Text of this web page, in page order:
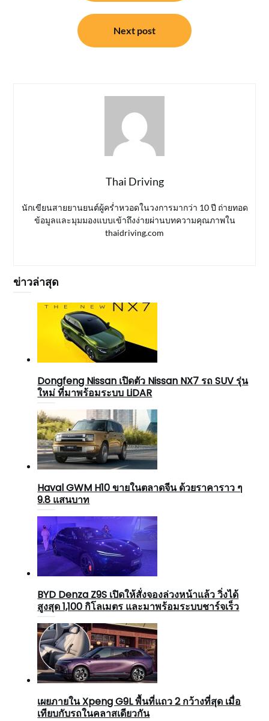
Next post
Thai Driving
นักเขียนสายยานยนต์ผู้คร่ำหวอดในวงการมากว่า 10 ปี ถ่ายทอด
ข้อมูลและมุมมองแบบเข้าถึงง่ายผ่านบทความคุณภาพใน
thaidriving.com
ข่าวล่าสุด
Dongfeng Nissan เปิดตัว Nissan NX7 รถ SUV รุ่น
ใหม่ ที่มาพร้อมระบบ LiDAR
Haval GWM H10 ขายในตลาดจีน ด้วยราคาราว ๆ
9.8 แสนบาท
BYD Denza Z9S เปิดให้สั่งจองล่วงหน้าแล้ว วิ่งได้
สูงสุด 1,100 กิโลเมตร และมาพร้อมระบบชาร์จเร็ว
เผยภายใน Xpeng G9L พื้นที่แถว 2 กว้างที่สุด เมื่อ
เทียบกับรถในคลาสเดียวกัน